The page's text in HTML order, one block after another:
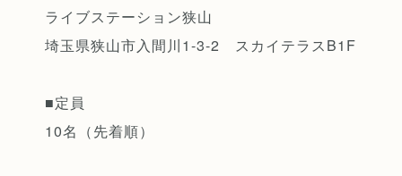
ライブステーション狭山
埼玉県狭山市入間川1-3-2 スカイテラスB1F
■定員
10名（先着順）